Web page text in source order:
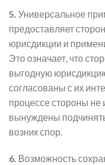
5. Универсальное
предоставляет
юрисдикции и
Это означает, что
выгодную
согласованы с их
процессе стороны не
вынуждены
возник спор.
6. Возможность